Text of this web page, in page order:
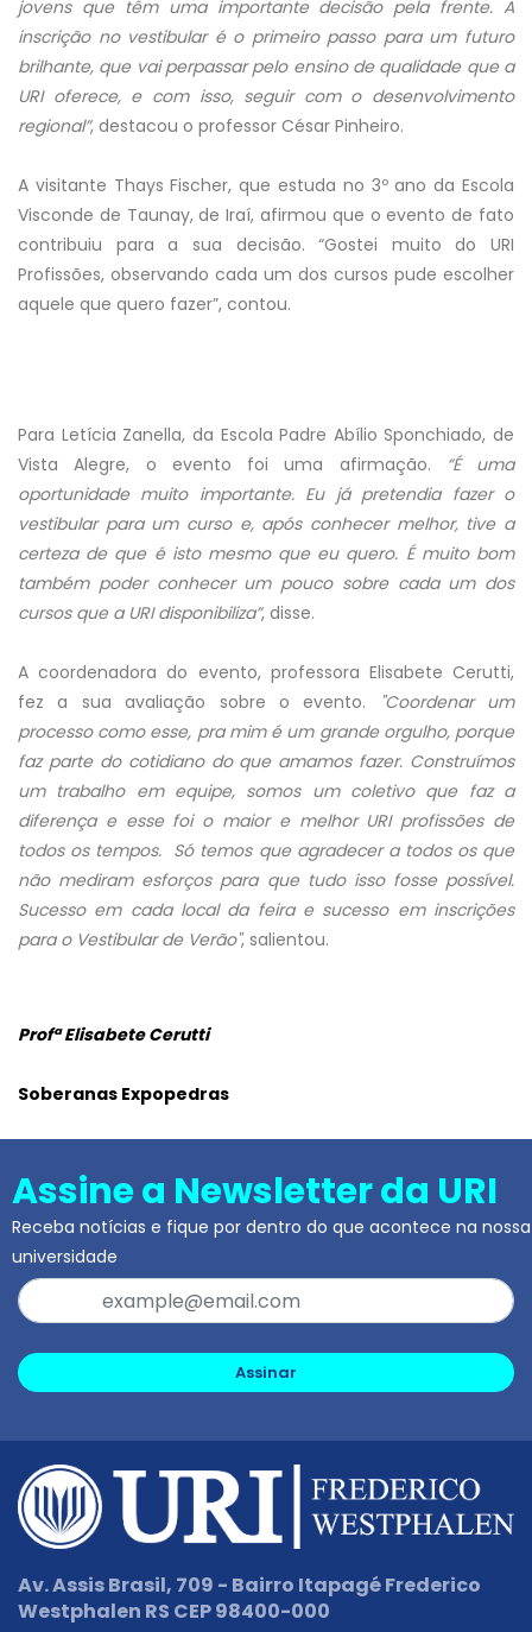
jovens que têm uma importante decisão pela frente. A
inscrição no vestibular é o primeiro passo para um futuro
brilhante, que vai perpassar pelo ensino de qualidade que a
URI oferece, e com isso, seguir com o desenvolvimento
regional”, destacou o professor César Pinheiro.
A visitante Thays Fischer, que estuda no 3º ano da Escola
Visconde de Taunay, de Iraí, afirmou que o evento de fato
contribuiu para a sua decisão. “Gostei muito do URI
Profissões, observando cada um dos cursos pude escolher
aquele que quero fazer”, contou.
Para Letícia Zanella, da Escola Padre Abílio Sponchiado, de
Vista Alegre, o evento foi uma afirmação.
“É uma
oportunidade muito importante. Eu já pretendia fazer o
vestibular para um curso e, após conhecer melhor, tive a
certeza de que é isto mesmo que eu quero. É muito bom
também poder conhecer um pouco sobre cada um dos
cursos que a URI disponibiliza”, disse.
A coordenadora do evento, professora Elisabete Cerutti,
fez a sua avaliação sobre o evento. "Coordenar um
processo como esse, pra mim é um grande orgulho, porque
faz parte do cotidiano do que amamos fazer. Construímos
um trabalho em equipe, somos um coletivo que faz a
diferença e esse foi o maior e melhor URI profissões de
todos os tempos. Só temos que agradecer a todos os que
não mediram esforços para que tudo isso fosse possível.
Sucesso em cada local da feira e sucesso em inscrições
para o Vestibular de Verão", salientou.
Profª Elisabete Cerutti
Soberanas Expopedras
Assine a Newsletter da URI
Receba notícias e fique por dentro do que acontece na nossa
universidade
Assinar
Av. Assis Brasil, 709 - Bairro Itapagé Frederico
Westphalen RS CEP 98400-000